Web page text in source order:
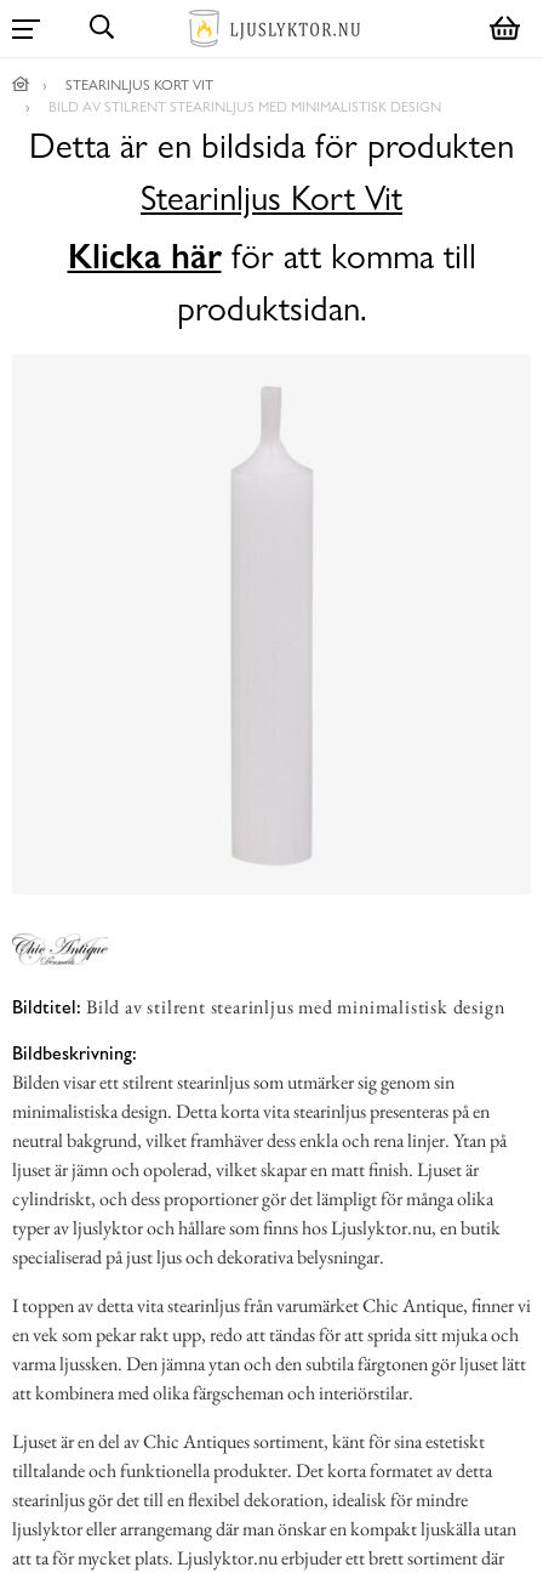
STEARINLJUS KORT VIT
BILD AV STILRENT STEARINLJUS MED MINIMALISTISK DESIGN
Detta är en bildsida för produkten
Stearinljus Kort Vit
Klicka härför att komma till
produktsidan.
Bildtitel: Bild av stilrent stearinljus med minimalistisk design
Bildbeskrivning:
Bilden visar ett stilrent stearinljus som utmärker sig genom sin
minimalistiska design. Detta korta vita stearinljus presenteras på en
neutral bakgrund, vilket framhäver dess enkla och rena linjer. Ytan på
ljuset är jämn och opolerad, vilket skapar en matt finish. Ljuset är
cylindriskt, och dess proportioner gör det lämpligt för många olika
typer av ljuslyktor och hållare som finns hos Ljuslyktor.nu, en butik
specialiserad på just ljus och dekorativa belysningar.
I toppen av detta vita stearinljus från varumärket Chic Antique, finner vi
en vek som pekar rakt upp, redo att tändas för att sprida sitt mjuka och
varma ljussken. Den jämna ytan och den subtila färgtonen gör ljuset lätt
att kombinera med olika färgscheman och interiörstilar.
Ljuset är en del av Chic Antiques sortiment, känt för sina estetiskt
tilltalande och funktionella produkter. Det korta formatet av detta
stearinljus gör det till en flexibel dekoration, idealisk för mindre
ljuslyktor eller arrangemang där man önskar en kompakt ljuskälla utan
att ta för mycket plats. Ljuslyktor.nu erbjuder ett brett sortiment där